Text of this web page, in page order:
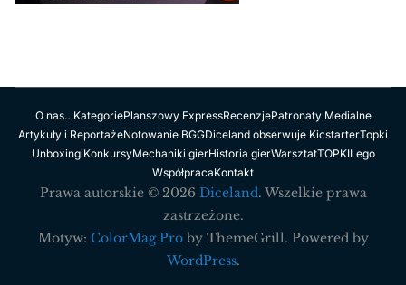
O nas…KategoriePlanszowy ExpressRecenzjePatronaty Medialne
Artykuły i ReportażeNotowanie BGGDiceland obserwuje KicstarterTopki
UnboxingiKonkursyMechaniki gierHistoria gierWarsztatTOPKILego
WspółpracaKontakt
Prawa autorskie © 2026 Diceland. Wszelkie prawa
zastrzeżone.
Motyw: ColorMag Proby ThemeGrill. Powered by
WordPress.